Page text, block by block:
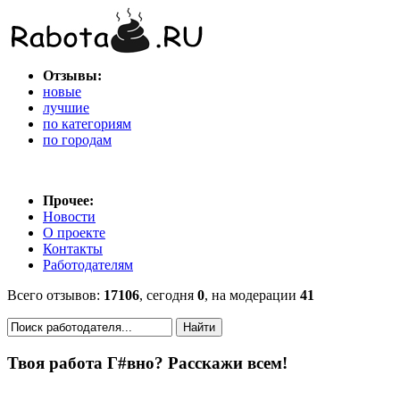
Отзывы:
новые
лучшие
по категориям
по городам
Прочее:
Новости
О проекте
Контакты
Работодателям
Всего отзывов: 17106, сегодня 0, на модерации 41
Твоя работа Г#вно? Расскажи всем!